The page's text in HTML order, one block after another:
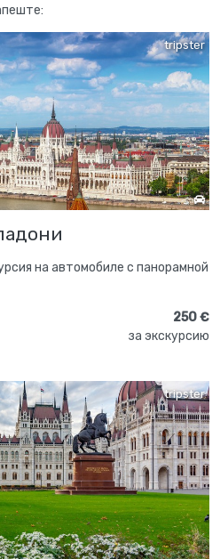
tripster
на автомобиле с панорамной
250 €
за экскурсию
tripster